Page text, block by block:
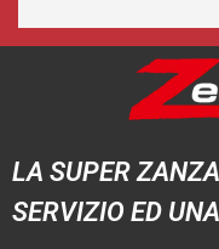
LA SUPER
SERVIZIO ED